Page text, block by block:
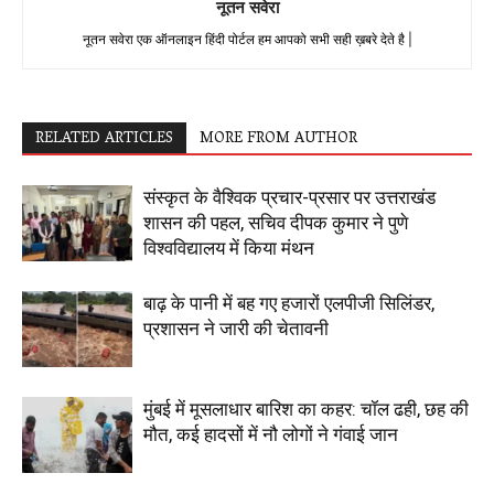
नूतन सवेरा
नूतन सवेरा एक ऑनलाइन हिंदी पोर्टल हम आपको सभी सही ख़बरे देते है |
RELATED ARTICLES MORE FROM AUTHOR
संस्कृत के वैश्विक प्रचार-प्रसार पर उत्तराखंड
शासन की पहल, सचिव दीपक कुमार ने पुणे
विश्वविद्यालय में किया मंथन
बाढ़ के पानी में बह गए हजारों एलपीजी सिलिंडर,
प्रशासन ने जारी की चेतावनी
मुंबई में मूसलाधार बारिश का कहर: चॉल ढही, छह की
मौत, कई हादसों में नौ लोगों ने गंवाई जान